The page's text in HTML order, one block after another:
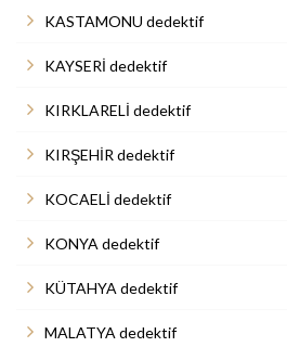
KASTAMONU dedektif
KAYSERİ dedektif
KIRKLARELİ dedektif
KIRŞEHİR dedektif
KOCAELİ dedektif
KONYA dedektif
KÜTAHYA dedektif
MALATYA dedektif